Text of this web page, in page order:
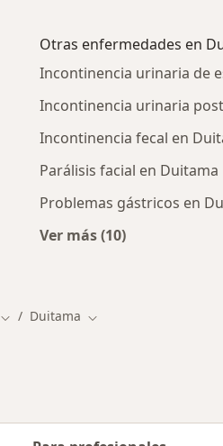
Otras enfermedades en
Incontinencia urinaria de
Incontinencia urinaria
Incontinencia fecal en
Parálisis facial en Duitama
Problemas gástricos en
Ver más (10)
Cambiar de ciudad
Duitama Cambiar de ciudad